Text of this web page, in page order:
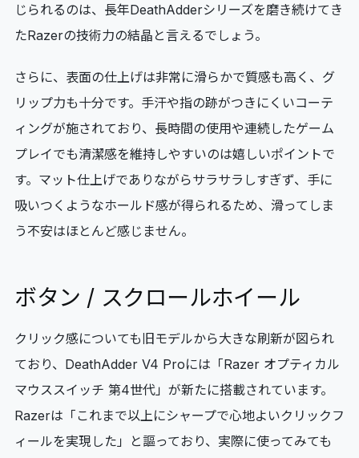
じられるのは、長年DeathAdderシリーズを磨き続けてき
たRazerの技術力の結晶と言えるでしょう。
さらに、表面の仕上げは非常に滑らかで質感も高く、グ
リップ力も十分です。手汗や指の跡がつきにくいコーテ
ィングが施されており、長時間の使用や連続したゲーム
プレイでも清潔感を維持しやすいのは嬉しいポイントで
す。マット仕上げでありながらサラサラしすぎず、手に
吸いつくようなホールド感が得られるため、滑ってしま
う不安はほとんど感じません。
ボタン / スクロールホイール
クリック感についても旧モデルから大きな刷新が図られ
ており、DeathAdder V4 Proには「Razer オプティカル
マウススイッチ 第4世代」が新たに搭載されています。
Razerは「これまで以上にシャープで心地よいクリックフ
ィールを実現した」と謳っており、実際に使ってみても